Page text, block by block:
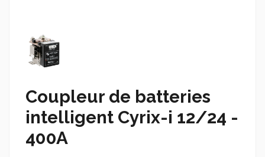
Coupleur de batteries
intelligent Cyrix-i 12/24 -
400A